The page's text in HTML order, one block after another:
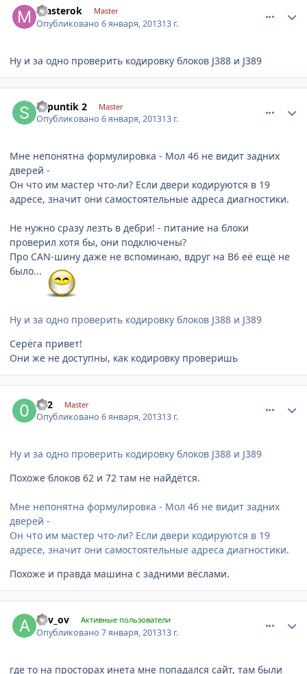
masterok Master
Опубликовано6 января, 201313 г.
Ну и за одно проверить кодировку блоков J388 и J389
shpuntik 2 Master
Опубликовано6 января, 201313 г.
Мне непонятна формулировка - Мол 46 не видит задних
дверей -
Он что им мастер что-ли? Если двери кодируются в 19
адресе, значит они самостоятельные адреса диагностики.
Не нужно сразу лезть в дебри! - питание на блоки
проверил хотя бы, они подключены?
Про CAN-шину даже не вспоминаю, вдруг на В6 её ещё не
было...
Ну и за одно проверить кодировку блоков J388 и J389
Серёга привет!
Они же не доступны, как кодировку проверишь
052 Master
Опубликовано6 января, 201313 г.
Ну и за одно проверить кодировку блоков J388 и J389
Похоже блоков 62 и 72 там не найдётся.
Мне непонятна формулировка - Мол 46 не видит задних
дверей -
Он что им мастер что-ли? Если двери кодируются в 19
адресе, значит они самостоятельные адреса диагностики.
Похоже и правда машина с задними вёслами.
anv_ov Активные пользователи
Опубликовано7 января, 201313 г.
где то на просторах инета мне попадался сайт, там были